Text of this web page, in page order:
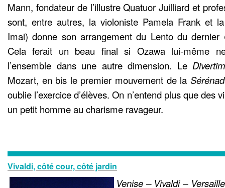
Mann, fondateur de l’illustre Quatuor Juilliard et
sont, entre autres, la violoniste Pamela Frank et
Imai) donne son arrangement du Lento du dernier
Cela ferait un beau final si Ozawa lui-même
l’ensemble dans une autre dimension. Le
Mozart, en bis le premier mouvement de la
oublie l’exercice d’élèves. On n’entend plus que des
un petit homme au charisme ravageur.
Vivaldi, côté cour, côté jardin
Venise – Vivaldi –